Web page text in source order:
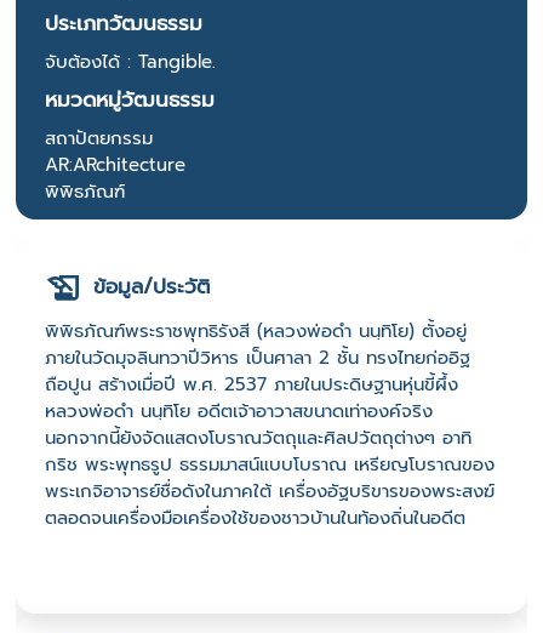
ประเภทวัฒนธรรม
จับต้องได้ : Tangible.
หมวดหมู่วัฒนธรรม
สถาปัตยกรรม
AR:ARchitecture
พิพิธภัณฑ์
ข้อมูล/ประวัติ
พิพิธภัณฑ์พระราชพุทธิรังสี (หลวงพ่อดำ นนฺทิโย) ตั้งอยู่
ภายในวัดมุจลินทวาปีวิหาร เป็นศาลา 2 ชั้น ทรงไทยก่ออิฐ
ถือปูน สร้างเมื่อปี พ.ศ. 2537 ภายในประดิษฐานหุ่นขี้ผึ้ง
หลวงพ่อดำ นนฺทิโย อดีตเจ้าอาวาสขนาดเท่าองค์จริง
นอกจากนี้ยังจัดแสดงโบราณวัตถุและศิลปวัตถุต่างๆ อาทิ
กริช พระพุทธรูป ธรรมมาสน์แบบโบราณ เหรียญโบราณของ
พระเกจิอาจารย์ชื่อดังในภาคใต้ เครื่องอัฐบริขารของพระสงฆ์
ตลอดจนเครื่องมือเครื่องใช้ของชาวบ้านในท้องถิ่นในอดีต